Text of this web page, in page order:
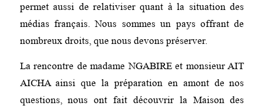
permet aussi de relativiser quant à la situation des
médias français. Nous sommes un pays offrant de
nombreux droits, que nous devons préserver.
La rencontre de madame NGABIRE et monsieur AIT
AICHA ainsi que la préparation en amont de nos
questions, nous ont fait découvrir la Maison des